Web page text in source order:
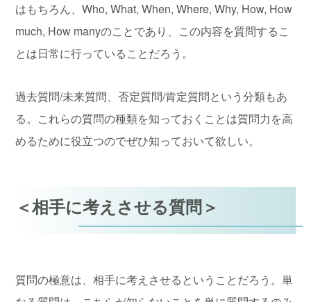
はもちろん、Who, What, When, Where, Why, How, How
much, How manyのことであり、この内容を質問するこ
とは日常に行っていることだろう。
過去質問/未来質問、否定質問/肯定質問という分類もあ
る。これらの質問の種類を知っておくことは質問力を高
めるために役立つのでぜひ知っておいて欲しい。
＜相手に考えさせる質問＞
質問の極意は、相手に考えさせるということだろう。単